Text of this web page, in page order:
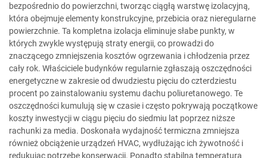
bezpośrednio do powierzchni, tworząc ciągłą warstwę izolacyjną,
która obejmuje elementy konstrukcyjne, przebicia oraz nieregularne
powierzchnie. Ta kompletna izolacja eliminuje słabe punkty, w
których zwykle występują straty energii, co prowadzi do
znaczącego zmniejszenia kosztów ogrzewania i chłodzenia przez
cały rok. Właściciele budynków regularnie zgłaszają oszczędności
energetyczne w zakresie od dwudziestu pięciu do czterdziestu
procent po zainstalowaniu systemu dachu poliuretanowego. Te
oszczędności kumulują się w czasie i często pokrywają początkowe
koszty inwestycji w ciągu pięciu do siedmiu lat poprzez niższe
rachunki za media. Doskonała wydajność termiczna zmniejsza
również obciążenie urządzeń HVAC, wydłużając ich żywotność i
redukując potrzebę konserwacji. Ponadto stabilna temperatura